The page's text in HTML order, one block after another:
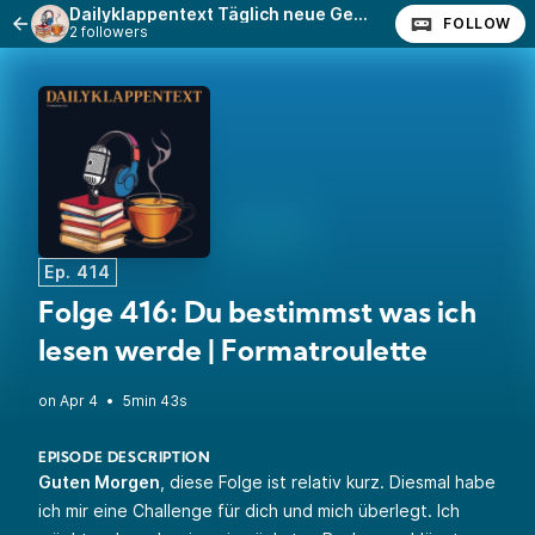
Dailyklappentext Täglich neue Geschichten!
2 followers FOLLOW
Ep. 414
Folge 416: Du bestimmst was ich
lesen werde | Formatroulette
• 5min 43s
EPISODE DESCRIPTION
Guten Morgen , diese Folge ist relativ kurz. Diesmal habe
ich mir eine Challenge für dich und mich überlegt. Ich